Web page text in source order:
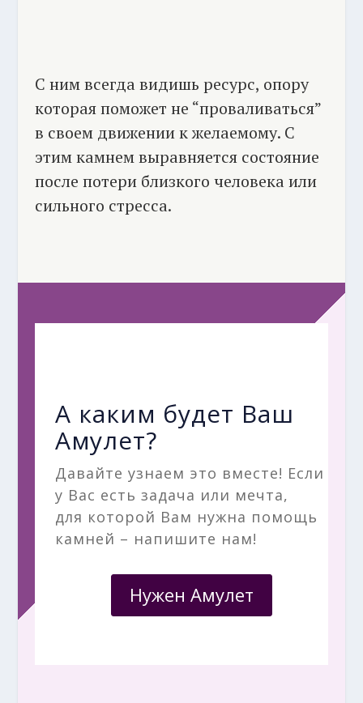
С ним всегда видишь ресурс, опору
которая поможет не “проваливаться”
в своем движении к желаемому. С
этим камнем выравняется состояние
после потери близкого человека или
сильного стресса.
А каким будет Ваш
Амулет?
Давайте узнаем это вместе! Если
у Вас есть задача или мечта,
для которой Вам нужна помощь
камней – напишите нам!
Нужен Амулет